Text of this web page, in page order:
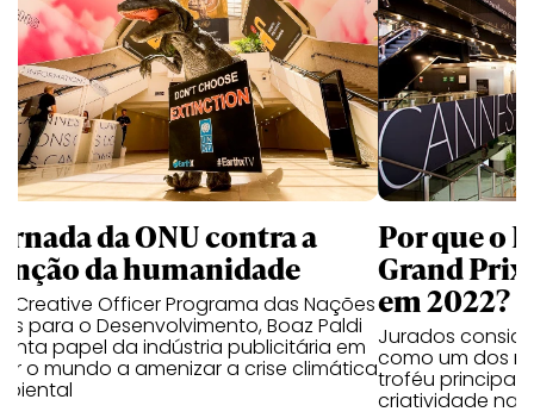
da ONU contra a
da humanidade
Creative Officer Programa das Nações
para o Desenvolvimento, Boaz Paldi
papel da indústria publicitária em
o mundo a amenizar a crise climática
Por que o
Grand Prix
em 2022?
Jurados
como um dos
troféu principal,
criatividade